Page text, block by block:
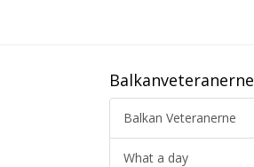
Balkanveteranerne
Balkan Veteranerne
What a day